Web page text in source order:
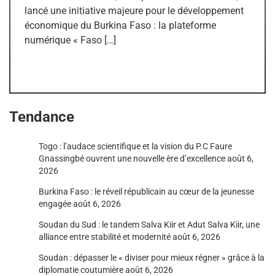
lancé une initiative majeure pour le développement
économique du Burkina Faso : la plateforme
numérique « Faso […]
Tendance
Togo : l’audace scientifique et la vision du P.C Faure
Gnassingbé ouvrent une nouvelle ère d’excellenceaoût 6,
2026
Burkina Faso : le réveil républicain au cœur de la jeunesse
engagéeaoût 6, 2026
Soudan du Sud : le tandem Salva Kiir et Adut Salva Kiir, une
alliance entre stabilité et modernitéaoût 6, 2026
Soudan : dépasser le « diviser pour mieux régner » grâce à la
diplomatie coutumièreaoût 6, 2026